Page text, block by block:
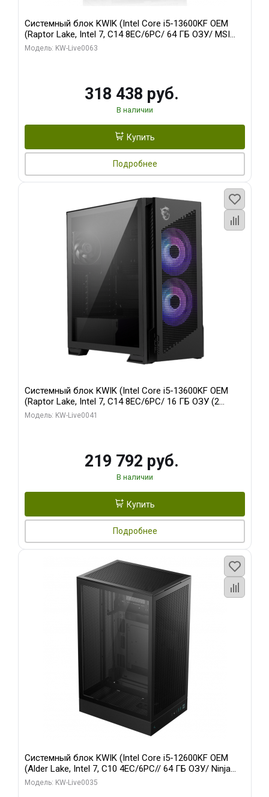
Системный блок KWIK (Intel Core i5-13600KF OEM
(Raptor Lake, Intel 7, C14 8EC/6PC/ 64 ГБ ОЗУ/ MSI
RTX5080 VENTUS 3X OC 16GB GDDR7 256bit 3xDP
Модель: KW-Live0063
318 438 руб.
В наличии
Купить
Подробнее
Системный блок KWIK (Intel Core i5-13600KF OEM
(Raptor Lake, Intel 7, C14 8EC/6PC/ 16 ГБ ОЗУ (2
модуля)/ Palit RTX5080 GAMINGPRO OC 16GB GDDR7
Модель: KW-Live0041
219 792 руб.
В наличии
Купить
Подробнее
Системный блок KWIK (Intel Core i5-12600KF OEM
(Alder Lake, Intel 7, C10 4EC/6PC// 64 ГБ ОЗУ/ Ninja
Sinotex GTX1650 4GB 128bit GDDR6 DVI DP HDMI 2/
Модель: KW-Live0035